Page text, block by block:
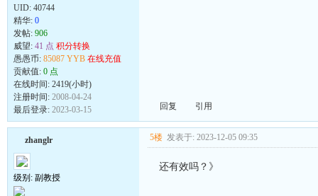
UID: 40744
精华: 0
发帖: 906
威望: 41 点 积分转换
愚愚币: 85087 YYB 在线充值
贡献值: 0 点
在线时间: 2419(小时)
注册时间: 2008-04-24
最后登录: 2023-03-15 回复 引用
zhanglr
级别: 副教授
5楼 发表于: 2023-12-05 09:35
还有效吗？》